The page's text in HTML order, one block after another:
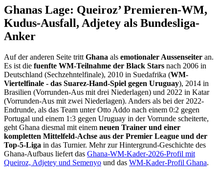
Ghanas Lage: Queiroz’ Premieren-WM,
Kudus-Ausfall, Adjetey als Bundesliga-
Anker
Auf der anderen Seite tritt Ghana als emotionaler Aussenseiter an.
Es ist die fuenfte WM-Teilnahme der Black Stars nach 2006 in
Deutschland (Sechzehntelfinale), 2010 in Suedafrika (WM-
Viertelfinale - das Suarez-Hand-Spiel gegen Uruguay), 2014 in
Brasilien (Vorrunden-Aus mit drei Niederlagen) und 2022 in Katar
(Vorrunden-Aus mit zwei Niederlagen). Anders als bei der 2022-
Endrunde, als das Team unter Otto Addo nach einem 0:2 gegen
Portugal und einem 1:3 gegen Uruguay in der Vorrunde scheiterte,
geht Ghana diesmal mit einem neuen Trainer und einer
kompletten Mittelfeld-Achse aus der Premier League und der
Top-5-Liga in das Turnier. Mehr zur Hintergrund-Geschichte des
Ghana-Aufbaus liefert das Ghana-WM-Kader-2026-Profil mit
Queiroz, Adjetey und Semenyo und das WM-Kader-Profil Ghana.